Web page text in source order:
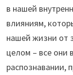
в нашей
влияниям,
нашей жизни от
целом – все они
распознавании,